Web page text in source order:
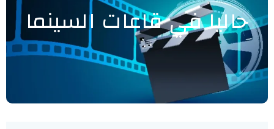
حاليا في قاعات السينما